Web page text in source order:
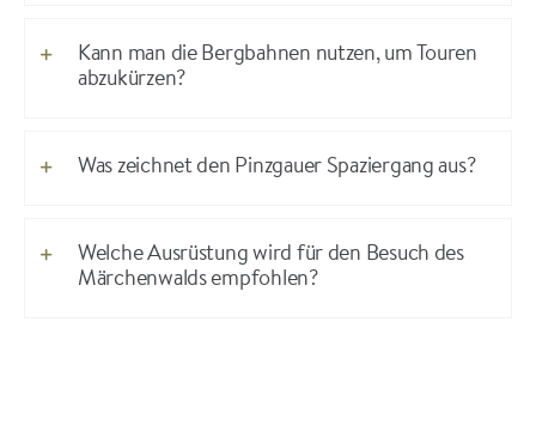
Kann man die Bergbahnen nutzen, um Touren
abzukürzen?
Was zeichnet den Pinzgauer Spaziergang aus?
Welche Ausrüstung wird für den Besuch des
Märchenwalds empfohlen?